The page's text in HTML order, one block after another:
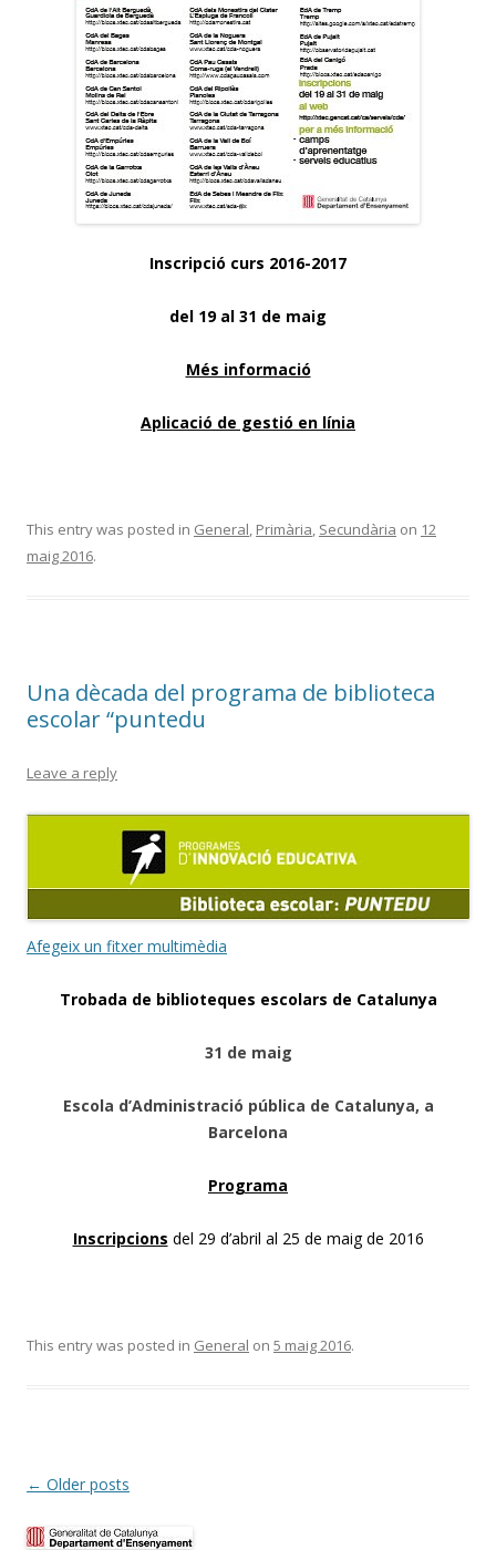
Inscripció curs 2016-2017
del 19 al 31 de maig
Més informació
Aplicació de gestió en línia
This entry was posted in General, Primària, Secundària on 12
maig 2016.
Una dècada del programa de biblioteca
escolar “puntedu
Leave a reply
Afegeix un fitxer multimèdia
Trobada de biblioteques escolars de Catalunya
31 de maig
Escola d’Administració pública de Catalunya, a
Barcelona
Programa
Inscripcions del 29 d’abril al 25 de maig de 2016
This entry was posted in General on 5 maig 2016.
Post
← Older posts